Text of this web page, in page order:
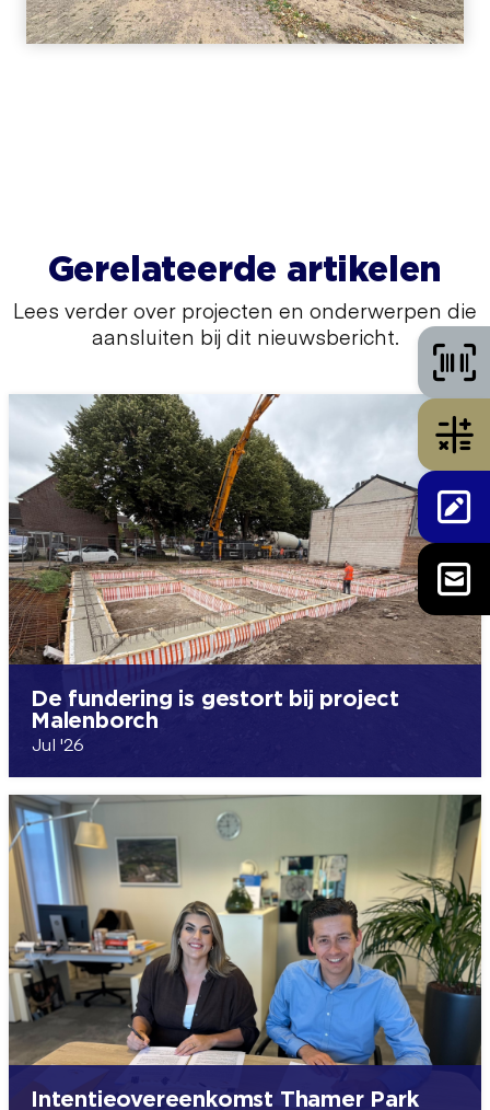
Gerelateerde artikelen
Lees verder over projecten en onderwerpen die
aansluiten bij dit nieuwsbericht.
De fundering is gestort bij project
Malenborch
Jul '26
Intentieovereenkomst Thamer Park